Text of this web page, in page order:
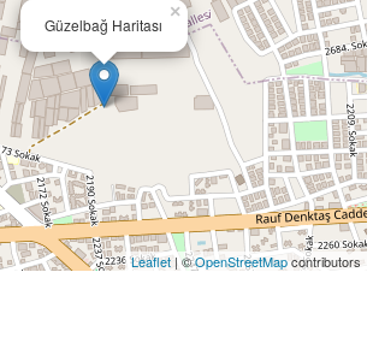
Güzelbağ Haritası
×
Leaflet| ©OpenStreetMapcontributors